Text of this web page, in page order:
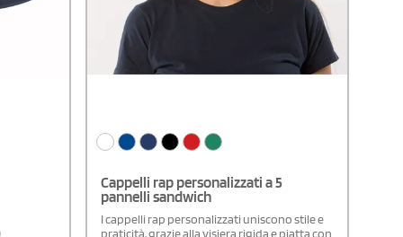
Cappelli rap personalizzati a 5
pannelli sandwich
I cappelli rap personalizzati uniscono stile e
praticità, grazie alla visiera rigida e piatta con